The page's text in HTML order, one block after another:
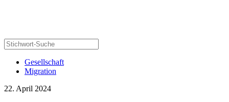
Gesellschaft
Migration
22. April 2024